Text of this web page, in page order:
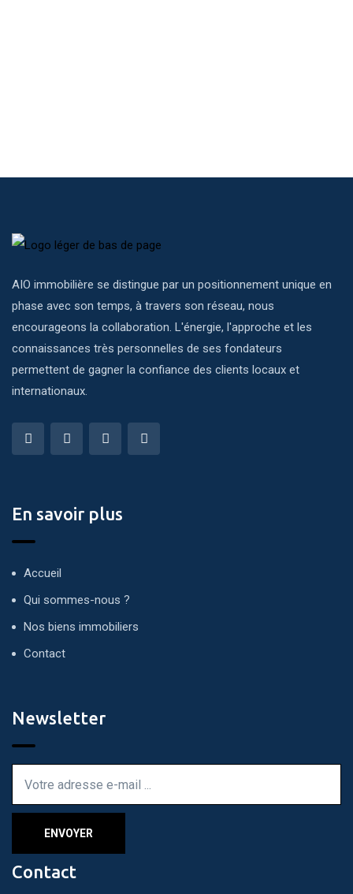
AIO immobilière se distingue par un positionnement unique en
phase avec son temps, à travers son réseau, nous
encourageons la collaboration. L'énergie, l'approche et les
connaissances très personnelles de ses fondateurs
permettent de gagner la confiance des clients locaux et
internationaux.
En savoir plus
Accueil
Qui sommes-nous ?
Nos biens immobiliers
Contact
Newsletter
Contact